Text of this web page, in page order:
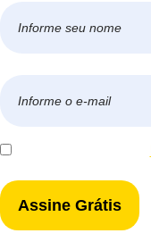
mail
Consentir